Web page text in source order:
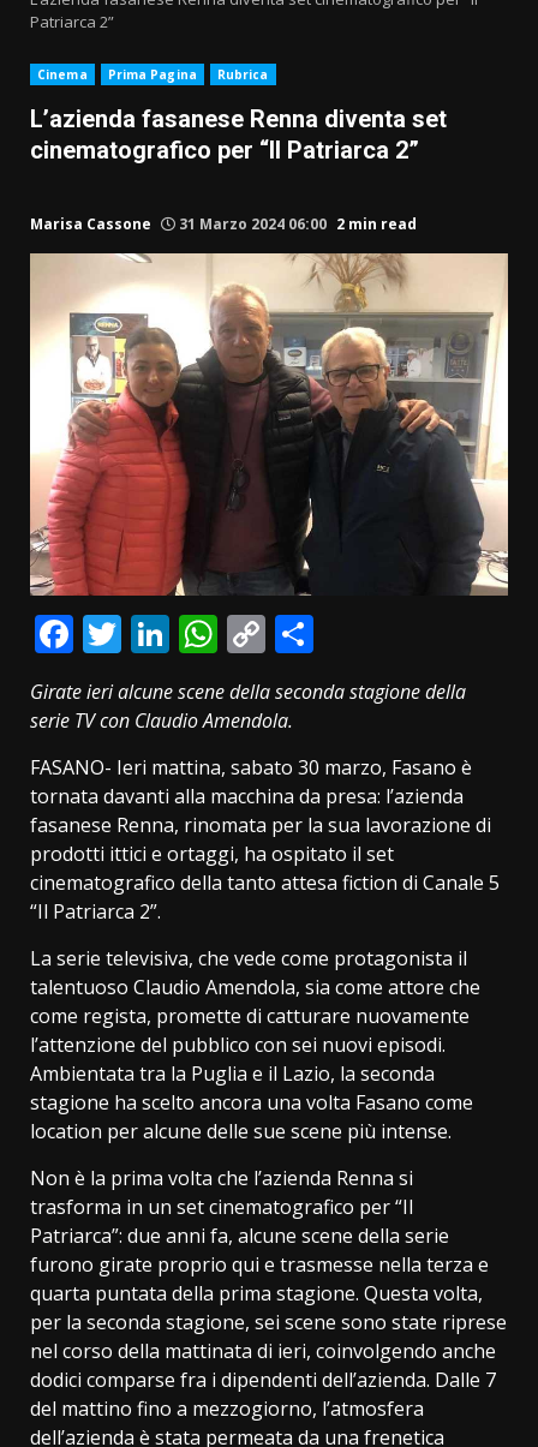
Patriarca 2”
Cinema Prima Pagina Rubrica
L’azienda fasanese Renna diventa set
cinematografico per “Il Patriarca 2”
Marisa Cassone 31 Marzo 2024 06:00 2 min read
Facebook
Twitter
LinkedIn
WhatsApp
Copy
Link
Girate ieri alcune scene della seconda stagione della
serie TVcon Claudio Amendola.
FASANO- Ieri mattina, sabato 30 marzo, Fasano è
tornata davanti alla macchina da presa: l’azienda
fasanese Renna, rinomata per la sua lavorazione di
prodotti ittici e ortaggi, ha ospitato il set
cinematografico della tanto attesa fiction di Canale 5
“Il Patriarca 2”.
La serie televisiva, che vede come protagonista il
talentuoso Claudio Amendola, sia come attore che
come regista, promette di catturare nuovamente
l’attenzione del pubblico con sei nuovi episodi.
Ambientata tra la Puglia e il Lazio, la seconda
stagione ha scelto ancora una volta Fasano come
location per alcune delle sue scene più intense.
Non è la prima volta che l’azienda Renna si
trasforma in un set cinematografico per “Il
Patriarca”: due anni fa, alcune scene della serie
furono girate proprio qui e trasmesse nella terza e
quarta puntata della prima stagione. Questa volta,
per la seconda stagione, sei scene sono state riprese
nel corso della mattinata di ieri, coinvolgendo anche
dodici comparse fra i dipendenti dell’azienda. Dalle 7
del mattino fino a mezzogiorno, l’atmosfera
dell’azienda è stata permeata da una frenetica